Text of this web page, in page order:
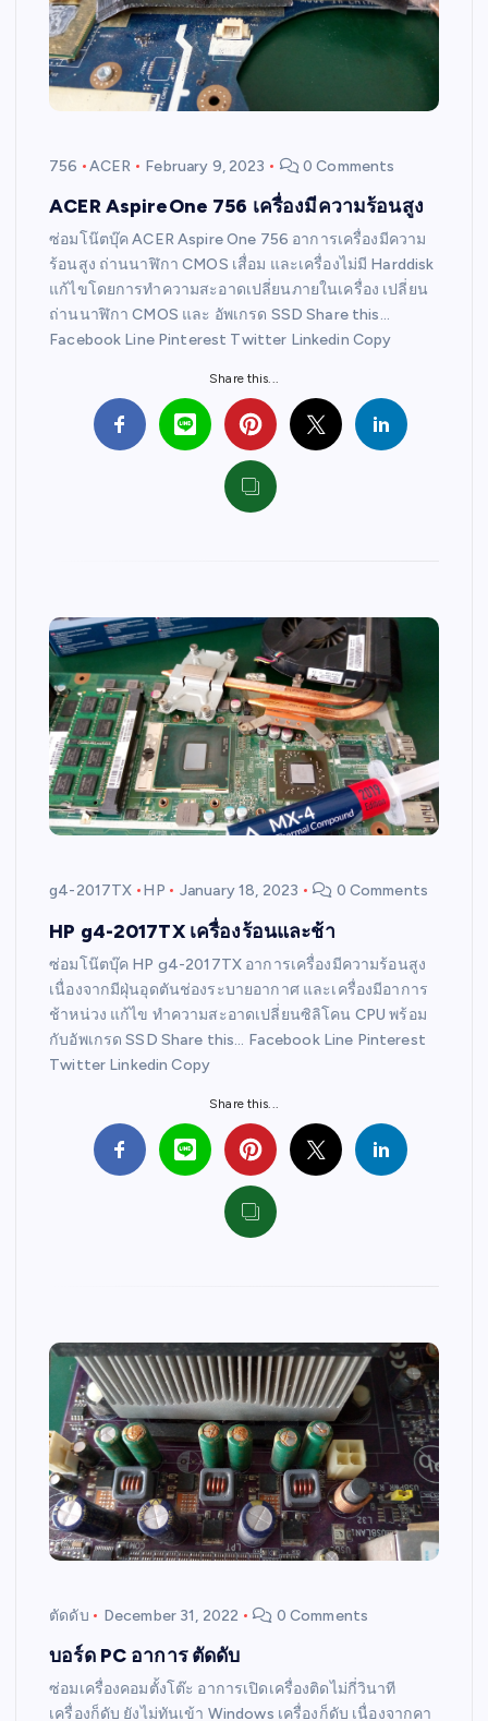
756 ACER February 9, 2023 0 Comments
ACER AspireOne 756 เครื่องมีความร้อนสูง
ซ่อมโน๊ตบุ๊ค ACER Aspire One 756 อาการเครื่องมีความ
ร้อนสูง ถ่านนาฬิกา CMOS เสื่อม และเครื่องไม่มี Harddisk
แก้ไขโดยการทำความสะอาดเปลี่ยนภายในเครื่อง เปลี่ยน
ถ่านนาฬิกา CMOS และ อัพเกรด SSD Share this…
Facebook Line Pinterest Twitter Linkedin Copy
Share this...
g4-2017TX HP January 18, 2023 0 Comments
HP g4-2017TX เครื่องร้อนและช้า
ซ่อมโน๊ตบุ๊ค HP g4-2017TX อาการเครื่องมีความร้อนสูง
เนื่องจากมีฝุ่นอุดตันช่องระบายอากาศ และเครื่องมีอาการ
ช้าหน่วง แก้ไข ทำความสะอาดเปลี่ยนซิลิโคน CPU พร้อม
กับอัพเกรด SSD Share this… Facebook Line Pinterest
Twitter Linkedin Copy
Share this...
ตัดดับ December 31, 2022 0 Comments
บอร์ด PC อาการ ตัดดับ
ซ่อมเครื่องคอมตั้งโต๊ะ อาการเปิดเครื่องติดไม่กี่วินาที
เครื่องก็ดับ ยังไม่ทันเข้า Windows เครื่องก็ดับ เนื่องจากคา